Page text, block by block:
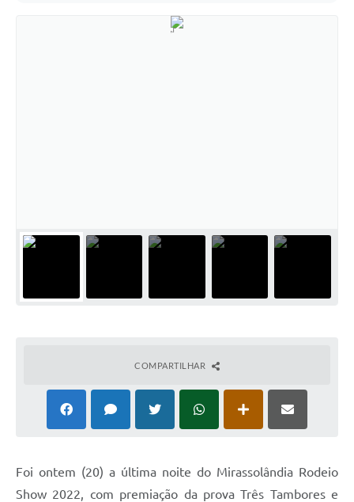
COMPARTILHAR
Foi ontem (20) a última noite do Mirassolândia Rodeio
Show 2022, com premiação da prova Três Tambores e